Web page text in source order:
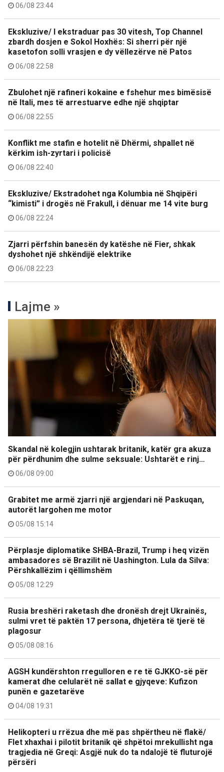
06/08 23:44
Ekskluzive/ I ekstraduar pas 30 vitesh, Top Channel
zbardh dosjen e Sokol Hoxhës: Si sherri për një
kasetofon solli vrasjen e dy vëllezërve në Patos
06/08 22:58
Zbulohet një rafineri kokaine e fshehur mes bimësisë
në Itali, mes të arrestuarve edhe një shqiptar
06/08 22:55
Konflikt me stafin e hotelit në Dhërmi, shpallet në
kërkim ish-zyrtari i policisë
06/08 22:40
Ekskluzive/ Ekstradohet nga Kolumbia në Shqipëri
“kimisti” i drogës në Frakull, i dënuar me 14 vite burg
06/08 22:24
Zjarri përfshin banesën dy katëshe në Fier, shkak
dyshohet një shkëndijë elektrike
06/08 22:23
Lajme »
Skandal në kolegjin ushtarak britanik, katër gra akuza
për përdhunim dhe sulme seksuale: Ushtarët e rinj…
06/08 09:00
Grabitet me armë zjarri një argjendari në Paskuqan,
autorët largohen me motor
05/08 15:14
Përplasje diplomatike SHBA-Brazil, Trump i heq vizën
ambasadores së Brazilit në Uashington. Lula da Silva:
Përshkallëzim i qëllimshëm
05/08 12:29
Rusia breshëri raketash dhe dronësh drejt Ukrainës,
sulmi vret të paktën 17 persona, dhjetëra të tjerë të
plagosur
05/08 08:16
AGSH kundërshton rregulloren e re të GJKKO-së për
kamerat dhe celularët në sallat e gjyqeve: Kufizon
punën e gazetarëve
04/08 19:31
Helikopteri u rrëzua dhe më pas shpërtheu në flakë/
Flet xhaxhai i pilotit britanik që shpëtoi mrekullisht nga
tragjedia në Greqi: Asgjë nuk do ta ndalojë të fluturojë
përsëri